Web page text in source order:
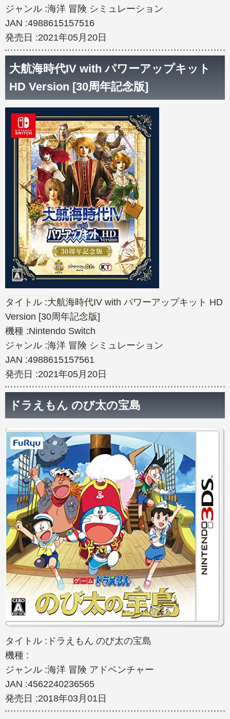
ジャンル :海洋 冒険 シミュレーション
JAN :4988615157516
発売日 :2021年05月20日
大航海時代IV with パワーアップキット
HD Version [30周年記念版]
タイトル :大航海時代IV with パワーアップキット HD
Version [30周年記念版]
機種 :Nintendo Switch
ジャンル :海洋 冒険 シミュレーション
JAN :4988615157561
発売日 :2021年05月20日
ドラえもん のび太の宝島
タイトル :ドラえもん のび太の宝島
機種 :
ジャンル :海洋 冒険 アドベンチャー
JAN :4562240236565
発売日 :2018年03月01日